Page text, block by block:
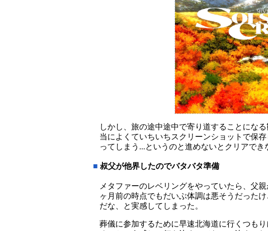
しかし、旅の途中途中で寄り道することにな
当によくていちいちスクリーンショットで保
ってしまう...というのと進めないとクリアで
■ 叔父が他界したのでバタバタ準備
メタファーのレベリングをやっていたら、父
ヶ月前の時点でもだいぶ体調は悪そうだった
だな、と実感してしまった。
葬儀に参加するために早速北海道に行くつも